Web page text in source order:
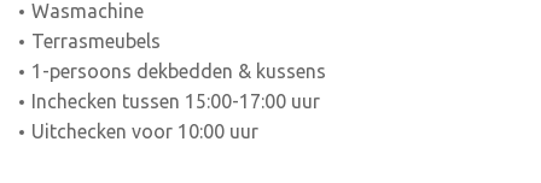
Wasmachine
Terrasmeubels
1-persoons dekbedden & kussens
Inchecken tussen 15:00-17:00 uur
Uitchecken voor 10:00 uur